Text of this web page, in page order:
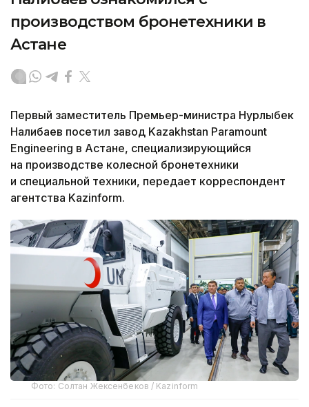
производством бронетехники в
Астане
Первый заместитель Премьер-министра Нурлыбек
Налибаев посетил завод Kazakhstan Paramount
Engineering в Астане, специализирующийся
на производстве колесной бронетехники
и специальной техники, передает корреспондент
агентства Kazinform.
Фото: Солтан Жексенбеков / Kazinform